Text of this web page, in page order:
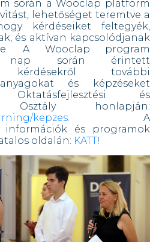
során a Wooclap platform
lehetőséget teremtve a
kérdéseiket feltegyék,
és aktívan kapcsolódjanak
A Wooclap program
nap során érintett
kérdésekről további
és képzéseket
és
Osztály honlapján:
kepzes.
A
információk és programok
oldalán: KATT!